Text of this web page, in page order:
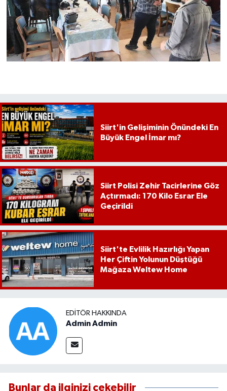
Siirt'in Gelişiminin Önündeki En
Büyük Engel İmar mı?
Siirt Polisi Zehir Tacirlerine Göz
Açtırmadı: 170 Kilo Esrar Ele
Geçirildi
Siirt'te Evlilik Hazırlığı Yapan
Her Çiftin Yolunun Düştüğü
Mağaza Weltew Home
EDITÖR HAKKINDA
Admin Admin
Bunlar da ilginizi çekebilir